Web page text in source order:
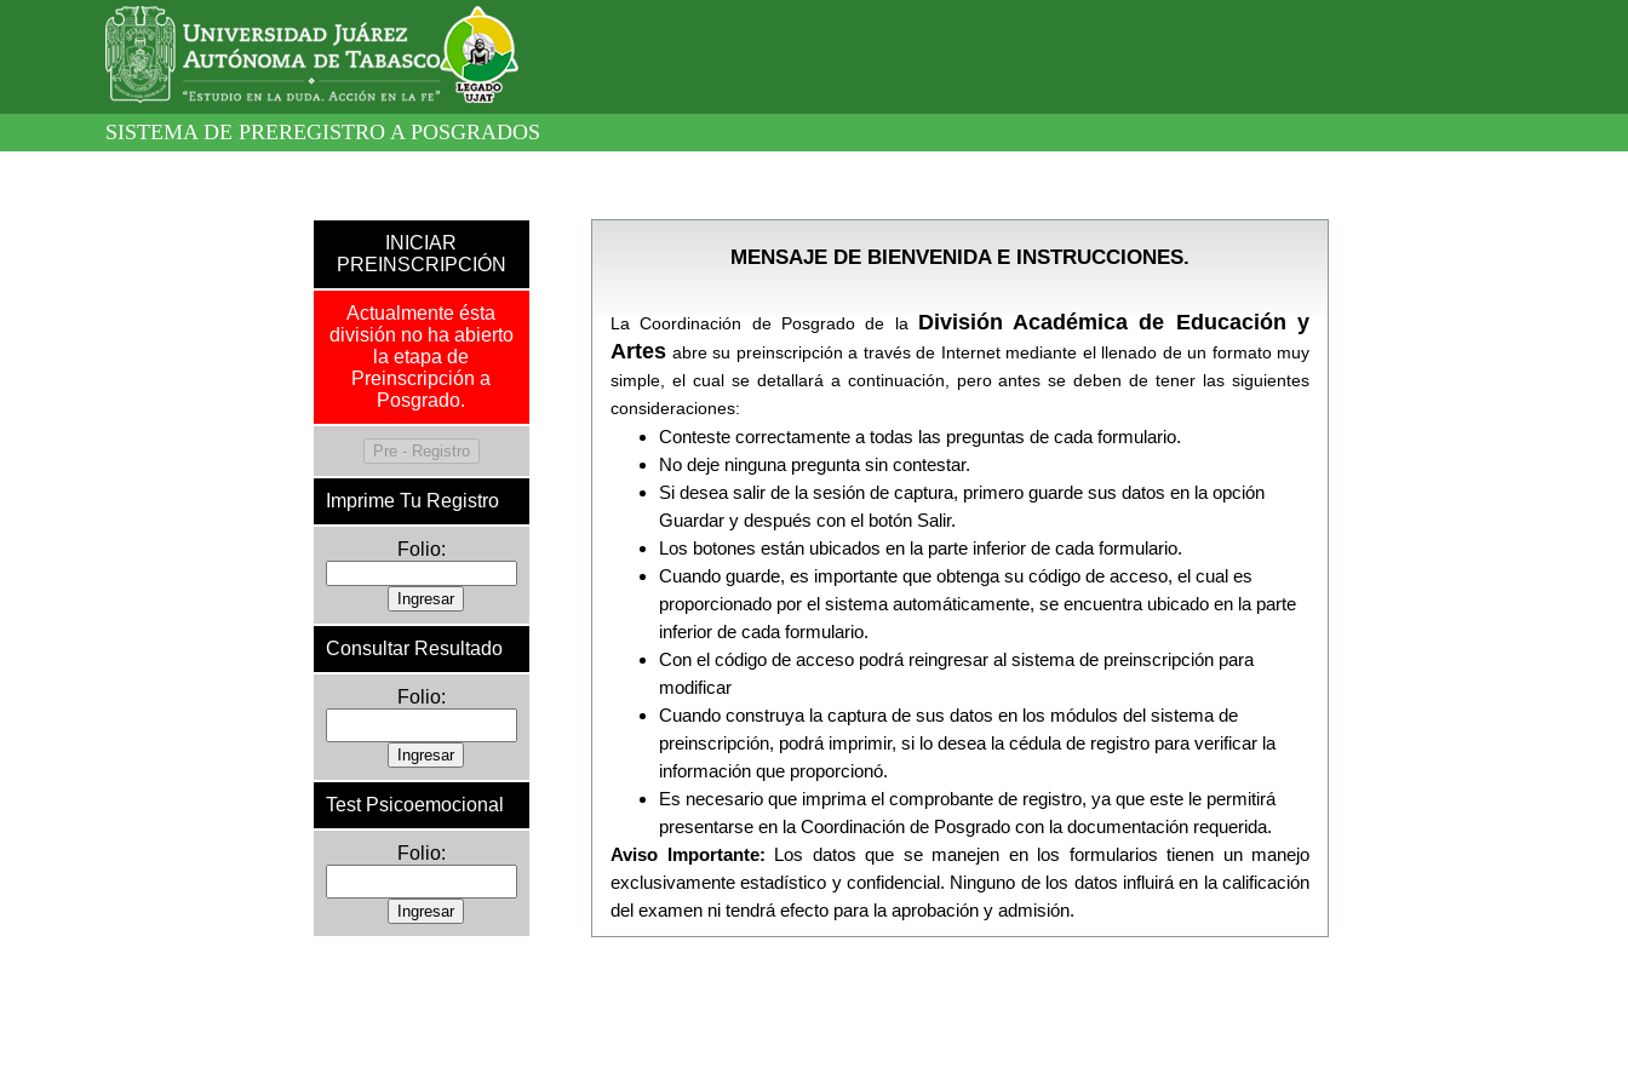
SISTEMA DE PREREGISTRO A POSGRADOS
INICIAR
PREINSCRIPCIÓN
Actualmente ésta
división no ha abierto
la etapa de
Preinscripción a
Posgrado.
Imprime Tu Registro
Folio:
Consultar Resultado
Folio:
Test Psicoemocional
Folio:
MENSAJE DE BIENVENIDA E INSTRUCCIONES.
La Coordinación de Posgrado de la División Académica de Educación y
Artes abre su preinscripción a través de Internet mediante el llenado de un formato muy
simple, el cual se detallará a continuación, pero antes se deben de tener las siguientes
consideraciones:
Conteste correctamente a todas las preguntas de cada formulario.
No deje ninguna pregunta sin contestar.
Si desea salir de la sesión de captura, primero guarde sus datos en la opción
Guardar y después con el botón Salir.
Los botones están ubicados en la parte inferior de cada formulario.
Cuando guarde, es importante que obtenga su código de acceso, el cual es
proporcionado por el sistema automáticamente, se encuentra ubicado en la parte
inferior de cada formulario.
Con el código de acceso podrá reingresar al sistema de preinscripción para
modificar
Cuando construya la captura de sus datos en los módulos del sistema de
preinscripción, podrá imprimir, si lo desea la cédula de registro para verificar la
información que proporcionó.
Es necesario que imprima el comprobante de registro, ya que este le permitirá
presentarse en la Coordinación de Posgrado con la documentación requerida.
Aviso Importante: Los datos que se manejen en los formularios tienen un manejo
exclusivamente estadístico y confidencial. Ninguno de los datos influirá en la calificación
del examen ni tendrá efecto para la aprobación y admisión.